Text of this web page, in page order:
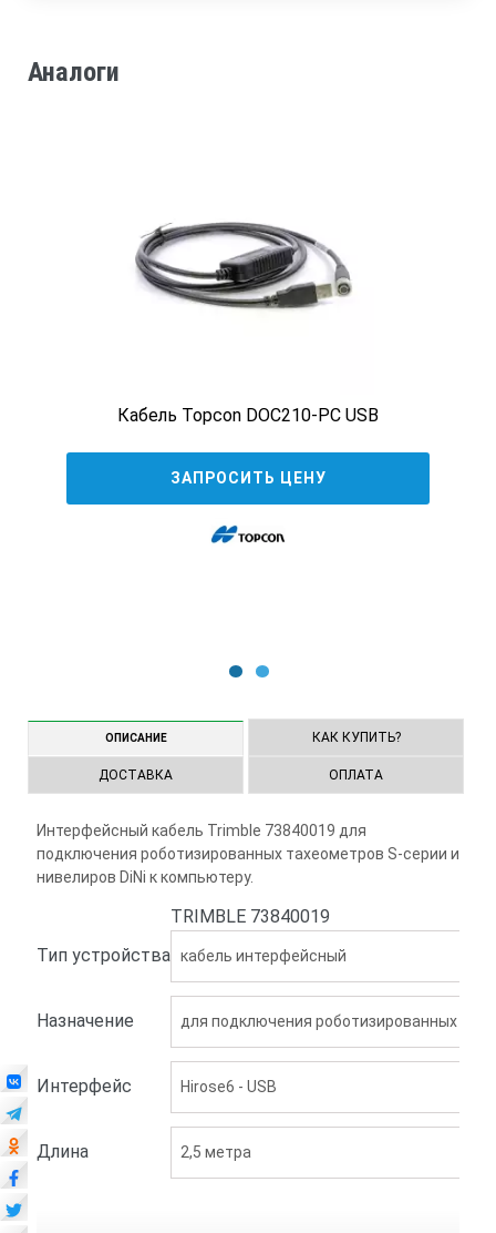
Аналоги
Кабель Topcon DOC210-PC USB
ЗАПРОСИТЬ ЦЕНУ
ОПИСАНИЕ КАК КУПИТЬ?
ДОСТАВКА ОПЛАТА
Интерфейсный кабель Trimble 73840019 для
подключения роботизированных тахеометров S-серии и
нивелиров DiNi к компьютеру.
TRIMBLE 73840019
Тип устройства кабель интерфейсный
Назначение для подключения роботизированных
Интерфейс Hirose6 - USB
Длина 2,5 метра